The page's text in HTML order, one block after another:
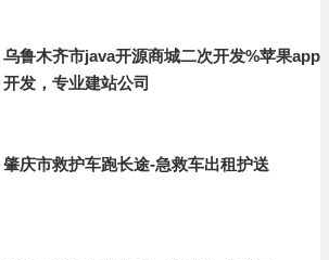
乌鲁木齐市java开源商城二次开发%苹果app
开发，专业建站公司
肇庆市救护车跑长途-急救车出租护送